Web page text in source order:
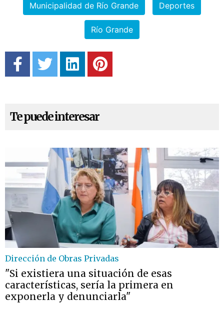
Municipalidad de Río Grande Deportes
Río Grande
Te puede interesar
Dirección de Obras Privadas
"Si existiera una situación de esas
características, sería la primera en
exponerla y denunciarla"